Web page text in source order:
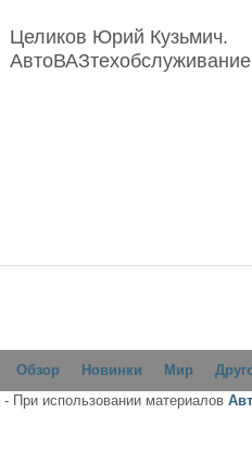
Целиков Юрий Кузьмич.
АвтоВАЗтехобслуживание
Обзор Новинки Мир
- При использовании материалов